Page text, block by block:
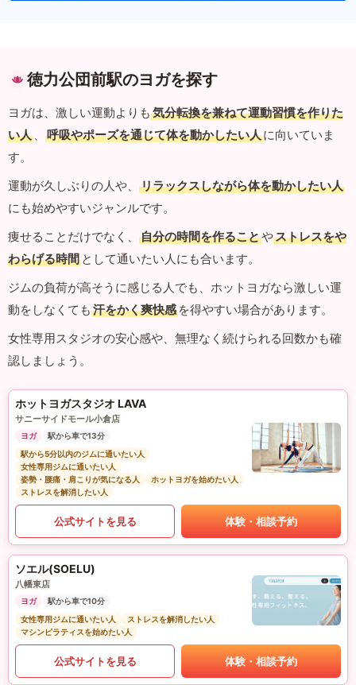
徳力公団前駅のヨガを探す
ヨガは、激しい運動よりも 気分転換を兼ねて運動習慣を作りた
い人 、 呼吸やポーズを通じて体を動かしたい人に向いていま
す。
運動が久しぶりの人や、
リラックスしながら体を動かしたい人
にも始めやすいジャンルです。
痩せることだけでなく、
自分の時間を作ることやストレスをや
わらげる時間 として通いたい人にも合います。
ジムの負荷が高そうに感じる人でも、ホットヨガなら激しい運
動をしなくても 汗をかく爽快感 を得やすい場合があります。
女性専用スタジオの安心感や、無理なく続けられる回数かも確
認しましょう。
ホットヨガスタジオ LAVA
サニーサイドモール小倉店
ヨガ
駅から車で13分
駅から5分以内のジムに通いたい人
女性専用ジムに通いたい人
姿勢・腰痛・肩こりが気になる人
ホットヨガを始めたい人
ストレスを解消したい人
公式サイトを見る 体験・相談予約
ソエル(SOELU)
八幡東店
ヨガ
駅から車で10分
女性専用ジムに通いたい人
ストレスを解消したい人
マシンピラティスを始めたい人
公式サイトを見る 体験・相談予約